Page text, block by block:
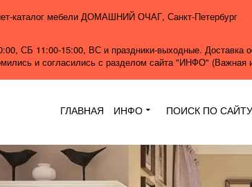
каталог мебели ДОМАШНИЙ ОЧАГ, Санкт-Петербург
СБ 11:00-15:00, ВС и праздники-выходные.
и согласились с разделом сайта "ИНФО" (Важная
ГЛАВНАЯ ИНФО ПОИСК ПО САЙТУ